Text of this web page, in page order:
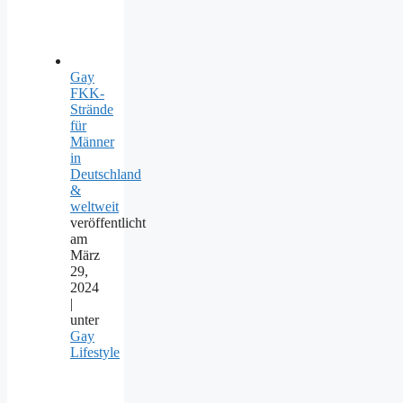
Gay
FKK-
Strände
für
Männer
in
Deutschland
&
weltweit
veröffentlicht
am
März
29,
2024
|
unter
Gay
Lifestyle